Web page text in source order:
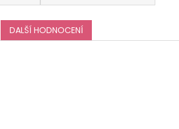
DALŠÍ HODNOCENÍ